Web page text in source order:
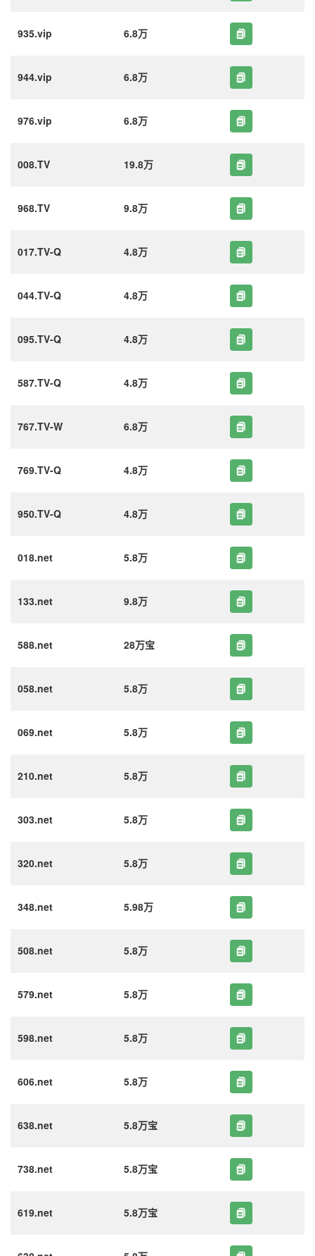
935.vip 6.8万
944.vip 6.8万
976.vip 6.8万
008.TV 19.8万
968.TV 9.8万
017.TV-Q 4.8万
044.TV-Q 4.8万
095.TV-Q 4.8万
587.TV-Q 4.8万
767.TV-W 6.8万
769.TV-Q 4.8万
950.TV-Q 4.8万
018.net 5.8万
133.net 9.8万
588.net 28万宝
058.net 5.8万
069.net 5.8万
210.net 5.8万
303.net 5.8万
320.net 5.8万
348.net 5.98万
508.net 5.8万
579.net 5.8万
598.net 5.8万
606.net 5.8万
638.net 5.8万宝
738.net 5.8万宝
619.net 5.8万宝